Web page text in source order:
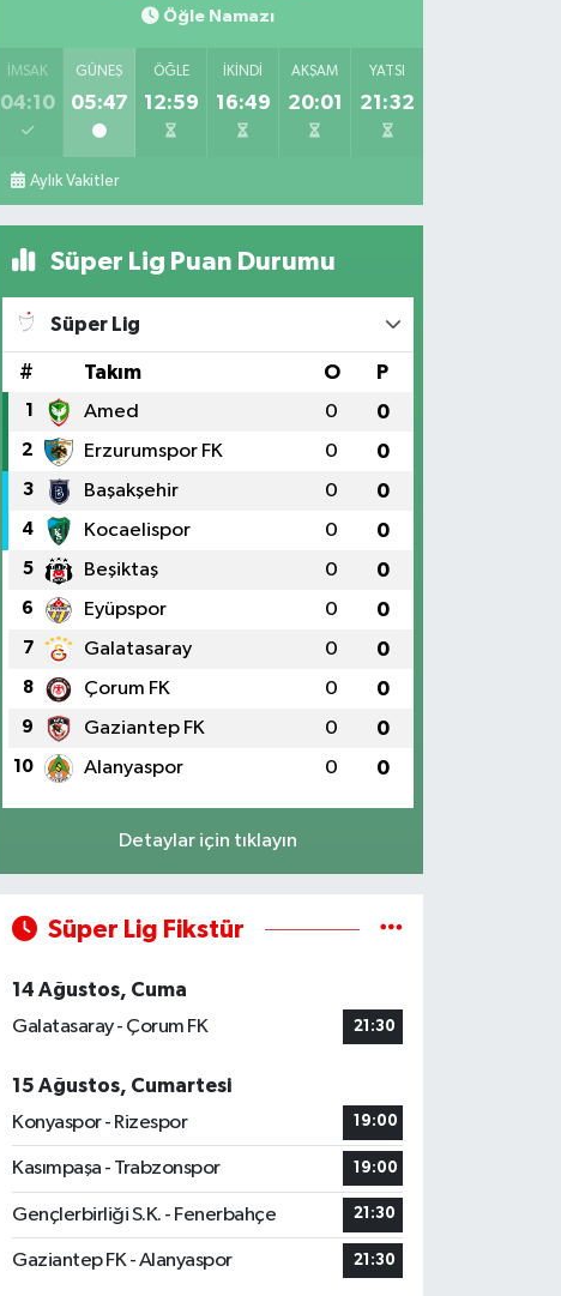
Öğle Namazı
İMSAK
04:10
GÜNEŞ
05:47
ÖĞLE
12:59
İKINDI
16:49
AKŞAM
20:01
YATSI
21:32
Aylık Vakitler
Süper Lig Puan Durumu
Süper Lig
# Takım O P
1 Amed 0 0
2 Erzurumspor FK 0 0
3 Başakşehir 0 0
4 Kocaelispor 0 0
5 Beşiktaş 0 0
6 Eyüpspor 0 0
7 Galatasaray 0 0
8 Çorum FK 0 0
9 Gaziantep FK 0 0
10 Alanyaspor 0 0
Detaylar için tıklayın
Süper Lig Fikstür
14 Ağustos, Cuma
Galatasaray - Çorum FK
21:30
15 Ağustos, Cumartesi
Konyaspor - Rizespor
19:00
Kasımpaşa - Trabzonspor 19:00
Gençlerbirliği S.K. - Fenerbahçe 21:30
Gaziantep FK - Alanyaspor 21:30